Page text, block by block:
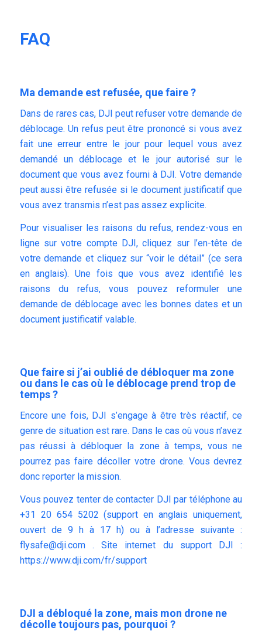
FAQ
Ma demande est refusée, que faire ?
Dans de rares cas, DJI peut refuser votre demande de
déblocage. Un refus peut être prononcé si vous avez
fait une erreur entre le jour pour lequel vous avez
demandé un déblocage et le jour autorisé sur le
document que vous avez fourni à DJI. Votre demande
peut aussi être refusée si le document justificatif que
vous avez transmis n’est pas assez explicite.
Pour visualiser les raisons du refus, rendez-vous en
ligne sur votre compte DJI, cliquez sur l’en-tête de
votre demande et cliquez sur “voir le détail” (ce sera
en anglais). Une fois que vous avez identifié les
raisons du refus, vous pouvez reformuler une
demande de déblocage avec les bonnes dates et un
document justificatif valable.
Que faire si j’ai oublié de débloquer ma zone
ou dans le cas où le déblocage prend trop de
temps ?
Encore une fois, DJI s’engage à être très réactif, ce
genre de situation est rare. Dans le cas où vous n’avez
pas réussi à débloquer la zone à temps, vous ne
pourrez pas faire décoller votre drone. Vous devrez
donc reporter la mission.
Vous pouvez tenter de contacter DJI par téléphone au
+31 20 654 5202 (support en anglais uniquement,
ouvert de 9 h à 17 h) ou à l’adresse suivante :
flysafe@dji.com. Site internet du support DJI :
https://www.dji.com/fr/support
DJI a débloqué la zone, mais mon drone ne
décolle toujours pas, pourquoi ?